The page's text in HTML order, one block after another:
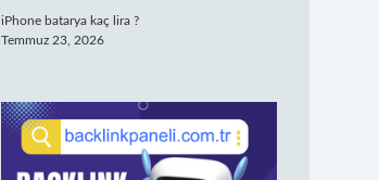
iPhone batarya kaç lira ?
Temmuz 23, 2026